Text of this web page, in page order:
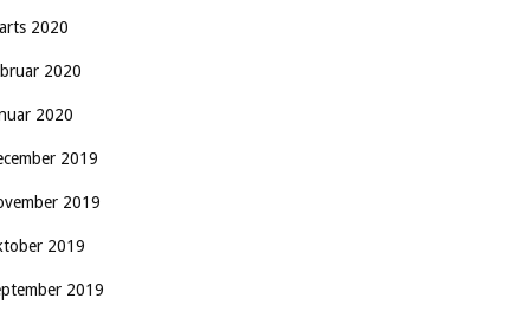
2020
2020
2020
2019
2019
2019
2019